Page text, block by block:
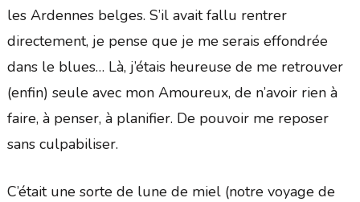
les Ardennes belges. S’il avait fallu rentrer
directement, je pense que je me serais effondrée
dans le blues… Là, j’étais heureuse de me retrouver
(enfin) seule avec mon Amoureux, de n’avoir rien à
faire, à penser, à planifier. De pouvoir me reposer
sans culpabiliser.
C’était une sorte de lune de miel (notre voyage de